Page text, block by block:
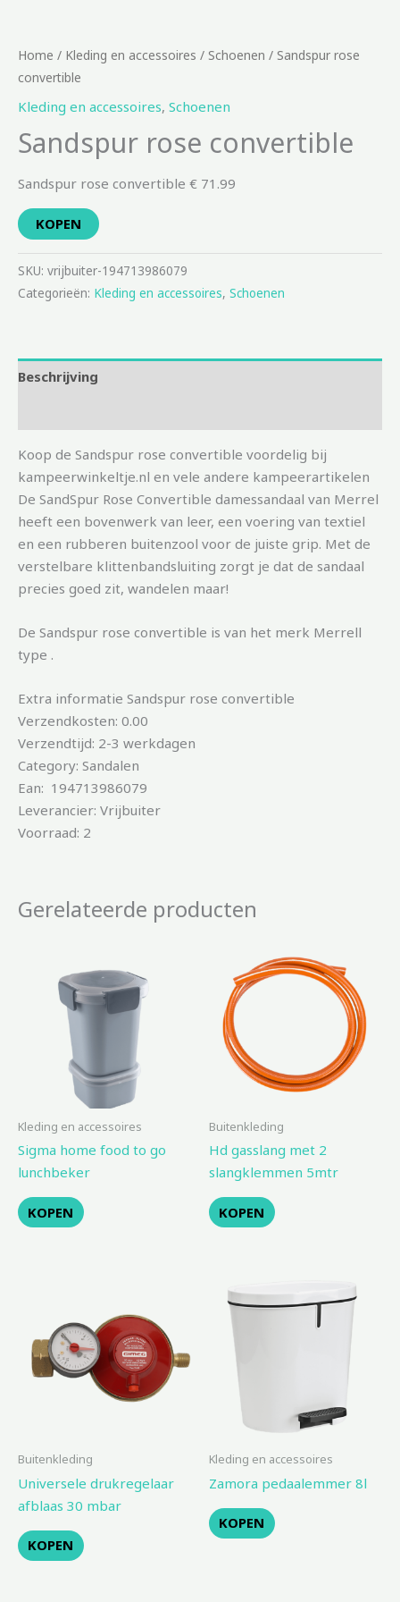
Home / Kleding en accessoires / Schoenen / Sandspur rose
convertible
Kleding en accessoires, Schoenen
Sandspur rose convertible
Sandspur rose convertible € 71.99
KOPEN
SKU: vrijbuiter-194713986079
Categorieën: Kleding en accessoires, Schoenen
Beschrijving
Koop de Sandspur rose convertible voordelig bij
kampeerwinkeltje.nl en vele andere kampeerartikelen
De SandSpur Rose Convertible damessandaal van Merrel
heeft een bovenwerk van leer, een voering van textiel
en een rubberen buitenzool voor de juiste grip. Met de
verstelbare klittenbandsluiting zorgt je dat de sandaal
precies goed zit, wandelen maar!
De Sandspur rose convertible is van het merk Merrell
type .
Extra informatie Sandspur rose convertible
Verzendkosten: 0.00
Verzendtijd: 2-3 werkdagen
Category: Sandalen
Ean: 194713986079
Leverancier: Vrijbuiter
Voorraad: 2
Gerelateerde producten
Kleding en accessoires
Sigma home food to go
lunchbeker
KOPEN
Buitenkleding
Hd gasslang met 2
slangklemmen 5mtr
KOPEN
Buitenkleding
Universele drukregelaar
afblaas 30 mbar
KOPEN
Kleding en accessoires
Zamora pedaalemmer 8l
KOPEN